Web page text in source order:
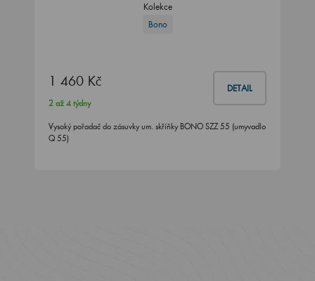
Kolekce
Bono
1 460 Kč DETAIL
2 až 4 týdny
Vysoký pořadač do zásuvky um. skříňky BONO SZZ 55 (umyvadlo
Q 55)